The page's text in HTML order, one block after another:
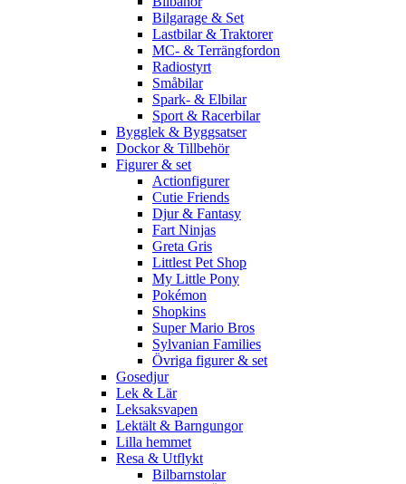
Bilgarage & Set
Lastbilar & Traktorer
MC- & Terrängfordon
Radiostyrt
Småbilar
Spark- & Elbilar
Sport & Racerbilar
Bygglek & Byggsatser
Dockor & Tillbehör
Figurer & set
Actionfigurer
Cutie Friends
Djur & Fantasy
Fart Ninjas
Greta Gris
Littlest Pet Shop
My Little Pony
Pokémon
Shopkins
Super Mario Bros
Sylvanian Families
Övriga figurer & set
Gosedjur
Lek & Lär
Leksaksvapen
Lektält & Barngungor
Lilla hemmet
Resa & Utflykt
Bilbarnstolar